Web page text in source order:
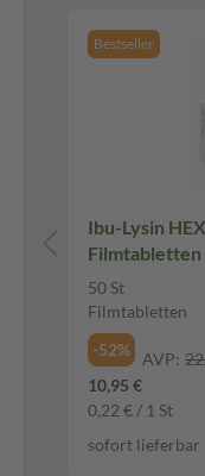
Bestseller
Ibu-Lysin
Filmtabletten
50 St
Filmtabletten
-52%
AVP:
10,95 €
0,22 € / 1 St
sofort lieferbar